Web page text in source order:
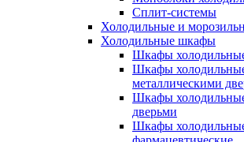
Сплит-системы
Холодильные и
Холодильные шкафы
Шкафы
Шкафы
металлическими
Шкафы
дверьми
Шкафы